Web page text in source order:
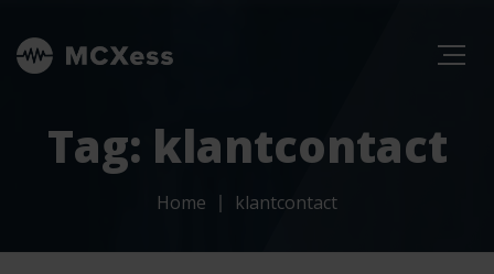
Tag: klantcontact
Home klantcontact